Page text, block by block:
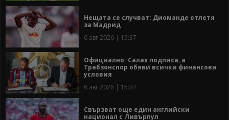
Нещата се случват: Диоманде отлетя
за Мадрид
6 авг 2026 | 15:37
Официално: Салах подписа, а
Трабзонспор обяви всички финансови
условия
6 авг 2026 | 15:37
Свързват още един английски
национал с Ливърпул